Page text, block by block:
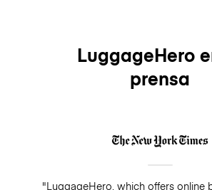
LuggageHero
prensa
"LuggageHero, which offers online